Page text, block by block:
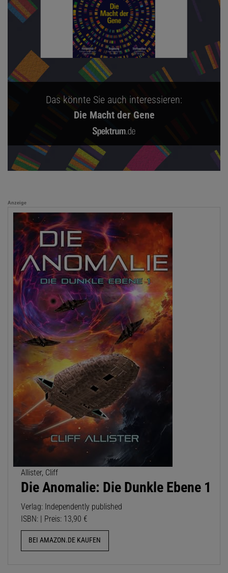
Das könnte Sie auch interessieren:
Die Macht der Gene
Anzeige
Allister, Cliff
Die Anomalie: Die Dunkle Ebene 1
Verlag: Independently published
ISBN: | Preis: 13,90 €
BEI AMAZON.DE KAUFEN